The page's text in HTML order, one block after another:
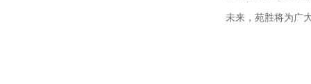
未来，苑胜将为广